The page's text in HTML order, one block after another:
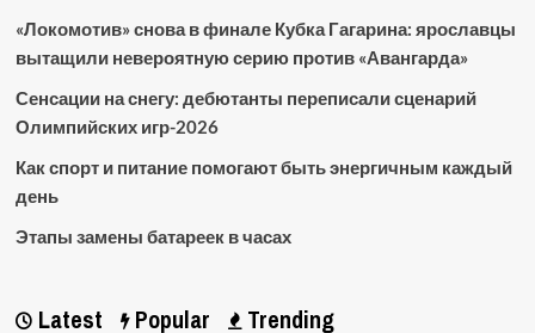
«Локомотив» снова в финале Кубка Гагарина: ярославцы
вытащили невероятную серию против «Авангарда»
Сенсации на снегу: дебютанты переписали сценарий
Олимпийских игр-2026
Как спорт и питание помогают быть энергичным каждый
день
Этапы замены батареек в часах
Latest Popular Trending